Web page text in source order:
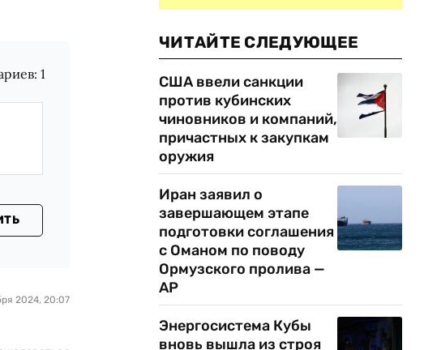
1
2024, 20:07
ЧИТАЙТЕ СЛЕДУЮЩЕЕ
США ввели санкции
против кубинских
чиновников и компаний,
причастных к закупкам
оружия
Иран заявил о
завершающем этапе
подготовки соглашения
с Оманом по поводу
Ормузского пролива —
AP
Энергосистема Кубы
вновь вышла из строя